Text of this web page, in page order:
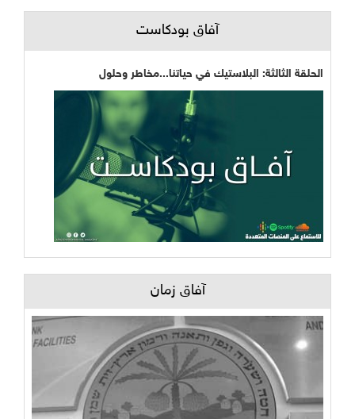
آفاق بودكاست
الحلقة الثالثة: البلاستيك في حياتنا...مخاطر وحلول
آفاق زمان